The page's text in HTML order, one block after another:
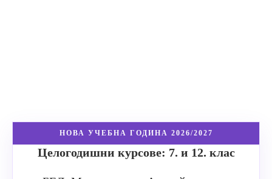
НОВА УЧЕБНА ГОДИНА 2026/2027
Целогодишни курсове: 7. и 12. клас